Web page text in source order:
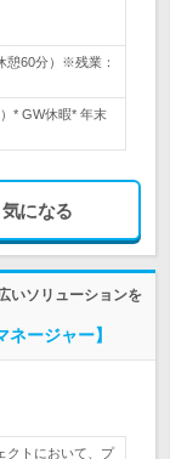
憩60分）※残業：
* GW休暇* 年末
気になる
いソリューションを
ージャー】
クトにおいて、プ